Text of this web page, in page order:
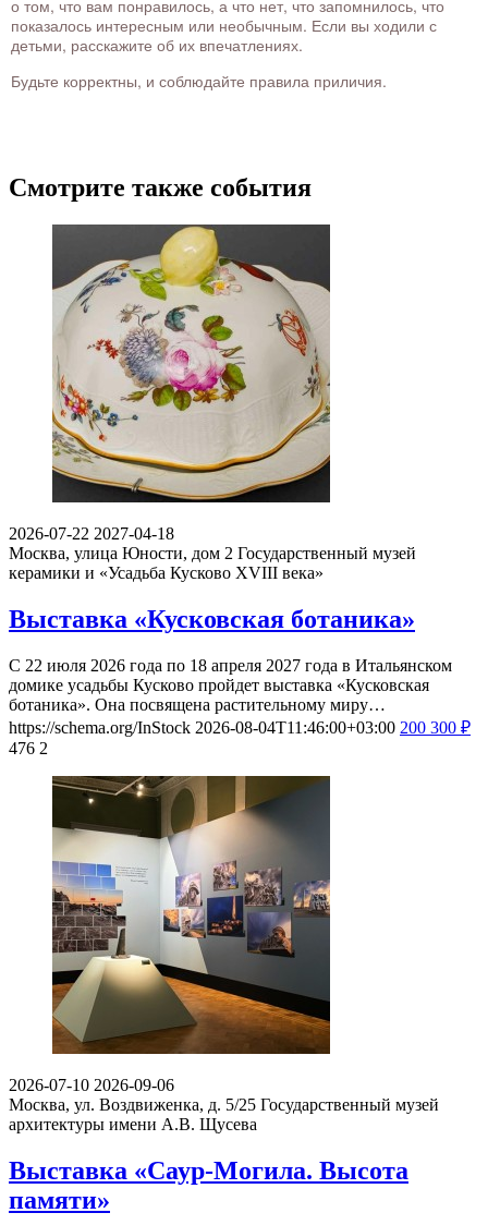
о том, что вам понравилось, а что нет, что запомнилось, что
показалось интересным или необычным. Если вы ходили с
детьми, расскажите об их впечатлениях.
Будьте корректны, и соблюдайте правила приличия.
Смотрите также события
2026-07-22 2027-04-18
Москва, улица Юности, дом 2 Государственный музей
керамики и «Усадьба Кусково XVIII века»
Выставка «Кусковская ботаника»
С 22 июля 2026 года по 18 апреля 2027 года в Итальянском
домике усадьбы Кусково пройдет выставка «Кусковская
ботаника». Она посвящена растительному миру…
https://schema.org/InStock 2026-08-04T11:46:00+03:00 200 300 ₽
476 2
2026-07-10 2026-09-06
Москва, ул. Воздвиженка, д. 5/25 Государственный музей
архитектуры имени А.В. Щусева
Выставка «Саур-Могила. Высота
памяти»